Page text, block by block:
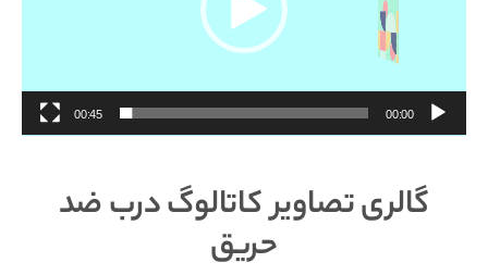
00:00
00:45
گالری تصاویر کاتالوگ درب ضد
حریق